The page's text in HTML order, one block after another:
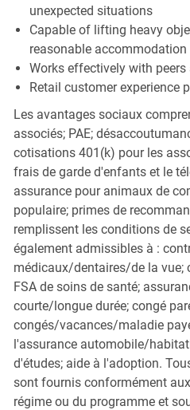
unexpected situations
Capable of lifting heavy
reasonable accommodation
Works effectively with
Retail customer experience
Les avantages sociaux
associés; PAE;
cotisations 401(k) pour les
frais de garde d'enfants et le
assurance pour animaux de
populaire; primes de
remplissent les conditions de
également admissibles à :
médicaux/dentaires/de la vue;
FSA de soins de santé;
courte/longue durée; congé
congés/vacances/maladie
l'assurance automobile/
d'études; aide à l'adoption.
sont fournis conformément
régime ou du programme et